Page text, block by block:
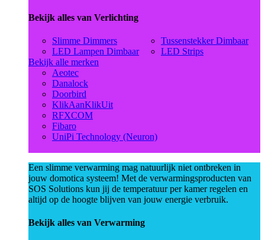
Bekijk alles van Verlichting
Slimme Dimmers
LED Lampen Dimbaar
Tussenstekker Dimbaar
LED Strips
Bekijk alle merken
Aeotec
Danalock
Doorbird
KlikAanKlikUit
RFXCOM
Fibaro
UniPi Technology (Neuron)
Een slimme verwarming mag natuurlijk niet ontbreken in
jouw domotica systeem! Met de verwarmingsproducten van
SOS Solutions kun jij de temperatuur per kamer regelen en
altijd op de hoogte blijven van jouw energie verbruik.
Bekijk alles van Verwarming